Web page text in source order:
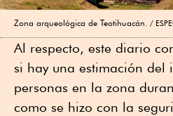
Zona arqueológica de Teotihuacán.
Al respecto, este diario
si hay una estimación del
personas en la zona
como se hizo con la